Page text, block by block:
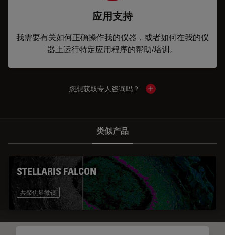
应用支持
我需要有关如何正确操作我的仪器，或者如何在我的仪
器上运行特定应用程序的帮助/培训。
您想获取专人咨询吗？ Show local contacts
类似产品
STELLARIS FALCON
共聚焦显微镜